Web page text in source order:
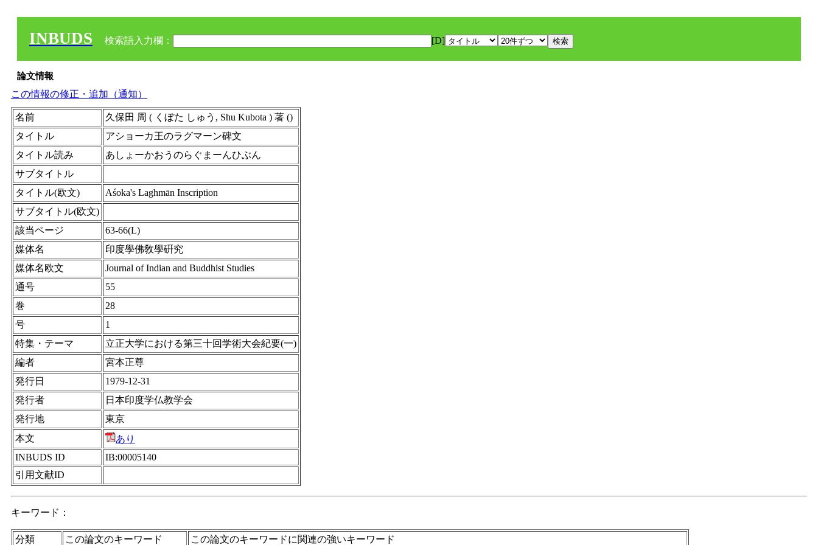
INBUDS 検索語入力欄： [D]
論文情報
この情報の修正・追加（通知）
名前
久保田 周 ( くぼた しゅう, Shu Kubota ) 著 ()
タイトル
アショーカ王のラグマーン碑文
タイトル読み
あしょーかおうのらぐまーんひぶん
サブタイトル
タイトル(欧文)
Aśoka's Laghmān Inscription
サブタイトル(欧文)
該当ページ
63-66(L)
媒体名
印度學佛敎學硏究
媒体名欧文
Journal of Indian and Buddhist Studies
通号
55
巻
28
号
1
特集・テーマ
立正大学における第三十回学術大会紀要(一)
編者
宮本正尊
発行日
1979-12-31
発行者
日本印度学仏教学会
発行地
東京
本文
あり
INBUDS ID
IB:00005140
引用文献ID
キーワード：
分類 この論文のキーワード この論文のキーワードに関連の強いキーワード